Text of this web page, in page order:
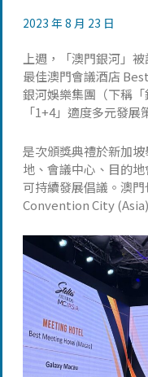
2023 年 8 月 23 日
上週，「澳門銀河」
最佳澳門會議酒店
銀河娛樂集團（下稱
「1+4」適度多元發展
是次頒獎典禮於新加
地、會議中心、目的
可持續發展倡議。澳
Convention City